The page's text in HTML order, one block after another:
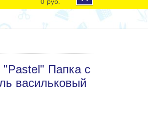
Папка с
васильковый